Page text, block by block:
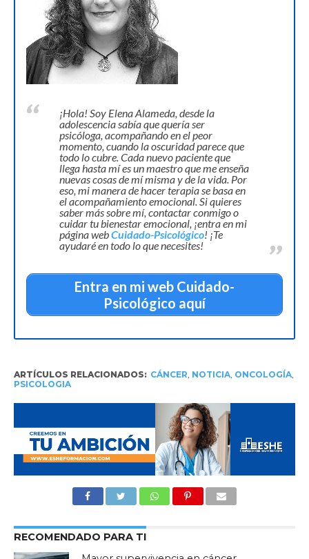
¡Hola! Soy Elena Alameda, desde la
adolescencia sabía que quería ser
psicóloga, acompañando en el peor
momento, cuando la oscuridad parece que
todo lo cubre. Cada nuevo paciente que
llega hasta mí es un maestro que me enseña
nuevas cosas de mí misma y de la vida. Por
eso, mi manera de hacer terapia se basa en
el acompañamiento emocional. Si quieres
saber más sobre mí, contactar conmigo o
cuidar tu bienestar emocional, ¡entra en mi
página webCuidado-Psicológico! ¡Te
ayudaré en todo lo que necesites!
Entra en mi web Cuidado-
Psicológico aquí
ARTÍCULOS RELACIONADOS: CÁNCER NOTICIA, ONCOLOGÍA,
PSICOLOGIA
RECOMENDADO PARA TI